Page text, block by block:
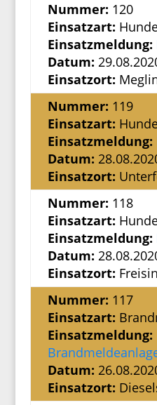
Nummer: 120
Einsatzart:
Einsatzmeldung:
Datum:
Einsatzort:
Nummer: 119
Einsatzart:
Einsatzmeldung:
Datum:
Einsatzort:
Nummer: 118
Einsatzart:
Einsatzmeldung:
Datum:
Einsatzort:
Nummer: 117
Einsatzart:
Einsatzmeldung:
Datum:
Einsatzort: